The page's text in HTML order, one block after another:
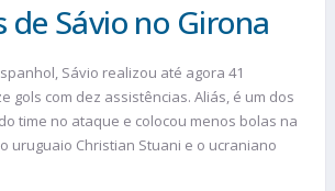
de Sávio no Girona
Sávio realizou até agora 41
gols com dez assistências. Aliás, é um dos
time no ataque e colocou menos bolas na
uruguaio Christian Stuani e o ucraniano